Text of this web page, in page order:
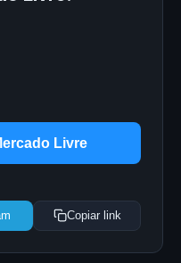
Livre
Copiar link